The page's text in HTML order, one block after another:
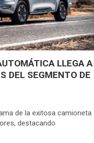
LLEGA A
DEL SEGMENTO DE
de la exitosa camioneta
destacando